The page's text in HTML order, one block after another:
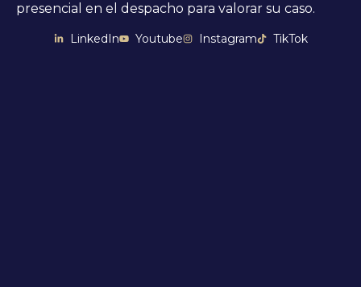
presencial en el despacho para valorar su caso.
LinkedIn Youtube Instagram TikTok